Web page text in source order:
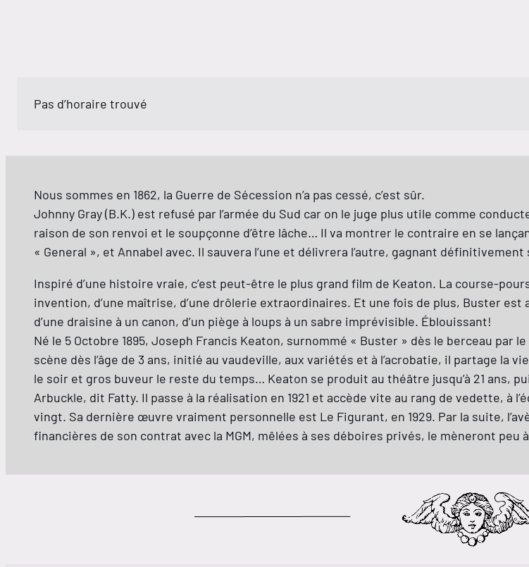
Pas d’horaire trouvé
Nous sommes en 1862, la Guerre de Sécession n’a pas cessé, c’est sûr.
Johnny Gray (B.K.) est refusé par l’armée du Sud car on le juge plus utile comme
raison de son renvoi et le soupçonne d’être lâche… Il va montrer le contraire en se
« General », et Annabel avec. Il sauvera l’une et délivrera l’autre, gagnant
Inspiré d’une histoire vraie, c’est peut-être le plus grand film de Keaton. La course-
invention, d’une maîtrise, d’une drôlerie extraordinaires. Et une fois de plus, Buster
d’une draisine à un canon, d’un piège à loups à un sabre imprévisible. Éblouissant!
Né le 5 Octobre 1895, Joseph Francis Keaton, surnommé « Buster » dès le berceau
scène dès l’âge de 3 ans, initié au vaudeville, aux variétés et à l’acrobatie, il partage
le soir et gros buveur le reste du temps… Keaton se produit au théâtre jusqu’à 21 ans,
Arbuckle, dit Fatty. Il passe à la réalisation en 1921 et accède vite au rang de vedette, à
vingt. Sa dernière œuvre vraiment personnelle est Le Figurant, en 1929. Par la suite,
financières de son contrat avec la MGM, mêlées à ses déboires privés, le mèneront peu